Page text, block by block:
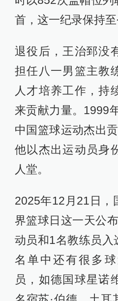
首，这一纪录保持至
退役后，王治郅没
担任八一男篮主教
人才培养工作，持
来贡献力量。1999
中国篮球运动杰出
他以杰出运动员身
人堂。
2025年12月21日，
界篮球日这一天公
动员和1名教练员入
名单中还有很多
员，如德国球星诺